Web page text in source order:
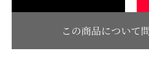
この商品について